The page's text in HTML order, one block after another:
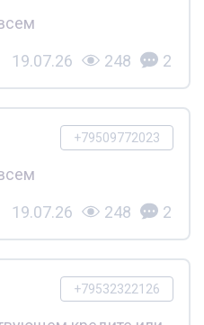
19.07.26 248 2
+79509772023
19.07.26 248 2
+79532322126